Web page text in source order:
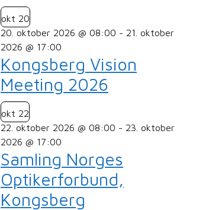
okt 20
20. oktober 2026 @ 08:00 - 21. oktober
2026 @ 17:00
Kongsberg Vision
Meeting 2026
okt 22
22. oktober 2026 @ 08:00 - 23. oktober
2026 @ 17:00
Samling Norges
Optikerforbund,
Kongsberg